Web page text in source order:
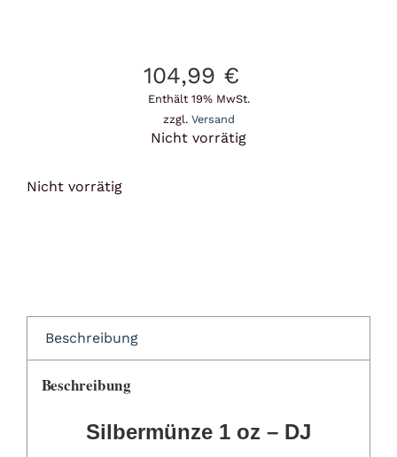
104,99 €
Enthält 19% MwSt.
zzgl. Versand
Nicht vorrätig
Nicht vorrätig
Beschreibung
Beschreibung
Silbermünze 1 oz – DJ